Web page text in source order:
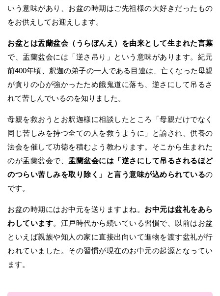
いう意味があり、お盆の時期はご先祖様の大好きだったもの
をお供えしてお迎えします。
お盆とは盂蘭盆会（うらぼんえ）を由来として生まれた言葉
で、盂蘭盆会には「逆さ吊り」という意味があります。紀元
前400年頃、釈迦の弟子の一人である目連は、亡くなった母親
が貪りの心が強かったため餓鬼道に落ち、逆さにして吊るさ
れて苦しんでいるのを知りました。
母親を救おうとお釈迦様に相談したところ「母親だけでなく
同じ苦しみを持つ全ての人を救うように」と諭され、供養の
法会を催して功徳を積むよう教わります。そこから生まれた
のが盂蘭盆会で、 盂蘭盆会には「逆さにして吊るされるほど
のつらい苦しみを取り除く」と言う意味が込められているの
です。
お盆の時期にはお中元を送りますよね。 お中元は盆礼をあら
わしています。江戸時代から続いている習慣で、以前はお盆
といえば親族や知人の家に直接出向いて進物を渡す盆礼が行
われていました。その習慣が現在のお中元の起源となってい
ます。